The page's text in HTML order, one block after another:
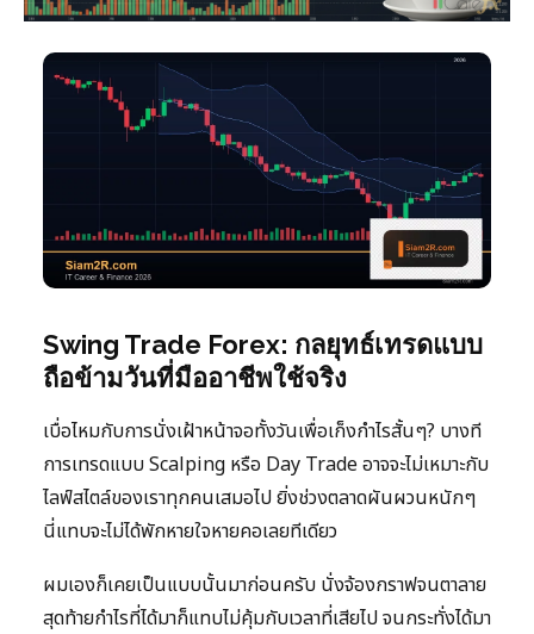
Swing Trade Forex: กลยุทธ์เทรดแบบ
ถือข้ามวันที่มืออาชีพใช้จริง
เบื่อไหมกับการนั่งเฝ้าหน้าจอทั้งวันเพื่อเก็งกำไรสั้นๆ? บางที
การเทรดแบบ Scalping หรือ Day Trade อาจจะไม่เหมาะกับ
ไลฟ์สไตล์ของเราทุกคนเสมอไป ยิ่งช่วงตลาดผันผวนหนักๆ
นี่แทบจะไม่ได้พักหายใจหายคอเลยทีเดียว
ผมเองก็เคยเป็นแบบนั้นมาก่อนครับ นั่งจ้องกราฟจนตาลาย
สุดท้ายกำไรที่ได้มาก็แทบไม่คุ้มกับเวลาที่เสียไป จนกระทั่งได้มา